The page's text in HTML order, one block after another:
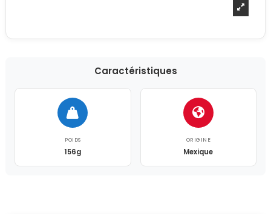
Caractéristiques
POIDS
156g
ORIGINE
Mexique